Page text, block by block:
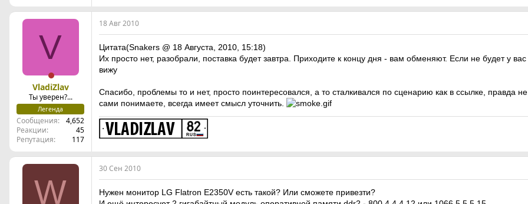
V
VladiZlav
Ты уверен?...
Легенда
Сообщения
4,652
Реакции
45
Репутация
117
18 Авг 2010
Цитата(Snakers @ 18 Августа, 2010, 15:18)
Их просто нет, разобрали, поставка будет завтра. Приходите к концу дня - вам обменяют. Если не будет у
вижу
Спасибо, проблемы то и нет, просто поинтересовался, а то сталкивался по сценарию как в ссылке, правда
сами понимаете, всегда имеет смысл уточнить.
W
30 Сен 2010
Нужен монитор LG Flatron E2350V есть такой? Или сможете привезти?